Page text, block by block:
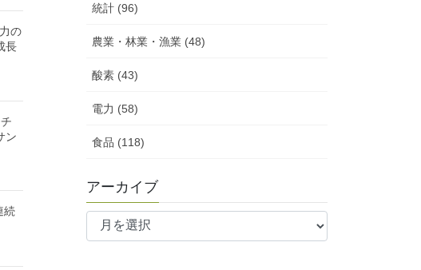
の
長
ン
続
統計 (96)
農業・林業・漁業 (48)
酸素 (43)
電力 (58)
食品 (118)
アーカイブ
ア